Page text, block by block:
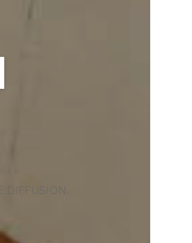
DIFFUSION.